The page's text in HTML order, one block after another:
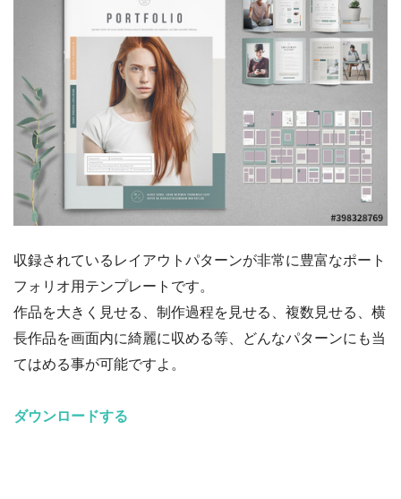
収録されているレイアウトパターンが非常に豊富なポート
フォリオ用テンプレートです。
作品を大きく見せる、制作過程を見せる、複数見せる、横
長作品を画面内に綺麗に収める等、どんなパターンにも当
てはめる事が可能ですよ。
ダウンロードする